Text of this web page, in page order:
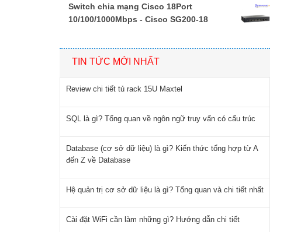
Switch chia mạng Cisco 18Port
10/100/1000Mbps - Cisco SG200-18
TIN TỨC MỚI NHẤT
Review chi tiết tủ rack 15U Maxtel
SQL là gì? Tổng quan về ngôn ngữ truy vấn có cấu trúc
Database (cơ sở dữ liệu) là gì? Kiến thức tổng hợp từ A
đến Z về Database
Hệ quản trị cơ sở dữ liệu là gì? Tổng quan và chi tiết nhất
Cài đặt WiFi cần làm những gì? Hướng dẫn chi tiết